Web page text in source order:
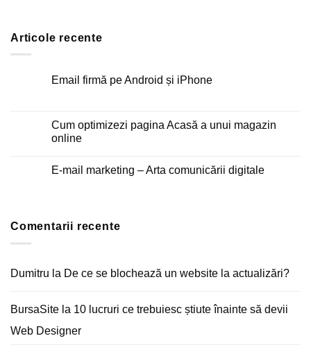
Articole recente
Email firmă pe Android și iPhone
Email
firmă
pe
iPhone
Cum optimizezi pagina Acasă a unui magazin
online
la
unui
E-mail marketing – Arta comunicării digitale
marketing
Comentarii recente
Dumitru la De ce se blochează un website la actualizări?
BursaSite la 10 lucruri ce trebuiesc știute înainte să devii
Web Designer